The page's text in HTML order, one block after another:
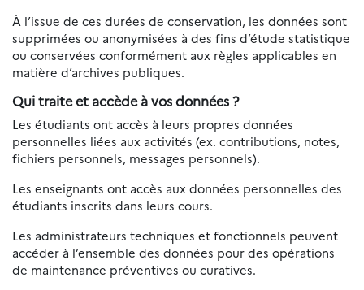
À l’issue de ces durées de conservation, les données sont
supprimées ou anonymisées à des fins d’étude statistique
ou conservées conformément aux règles applicables en
matière d’archives publiques.
Qui traite et accède à vos données ?
Les étudiants ont accès à leurs propres données
personnelles liées aux activités (ex. contributions, notes,
fichiers personnels, messages personnels).
Les enseignants ont accès aux données personnelles des
étudiants inscrits dans leurs cours.
Les administrateurs techniques et fonctionnels peuvent
accéder à l’ensemble des données pour des opérations
de maintenance préventives ou curatives.